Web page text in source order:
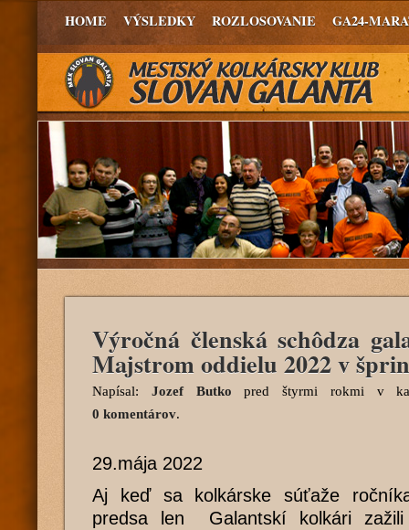
HOME VÝSLEDKY ROZLOSOVANIE GA24-
Výročná členská schôdza
Majstrom oddielu 2022 v
Napísal: Jozef Butko pred štyrmi rokmi v
0 komentárov.
29.mája 2022
Aj keď sa kolkárske súťaže
predsa len Galantskí kolkári zažili